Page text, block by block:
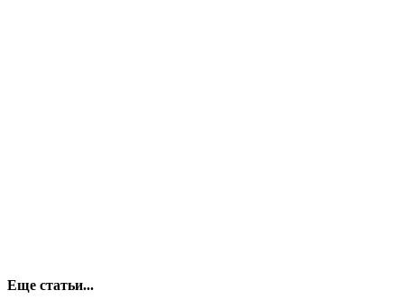
Еще статьи...